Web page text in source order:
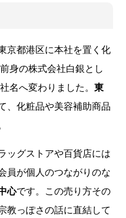
京都港区に本社を置く化
身の株式会社白銀とし
名へ変わりました。東
、化粧品や美容補助商品
ッグストアや百貨店には
員が個人のつながりのな
心です。この売り方その
教っぽさの話に直結して